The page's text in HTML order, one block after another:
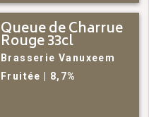
Queue de Charrue
Rouge 33cl
Brasserie Vanuxeem
Fruitée
| 8,7%